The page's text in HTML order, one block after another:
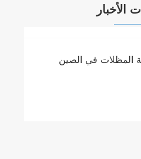
الأخبار
المظلات في الصين